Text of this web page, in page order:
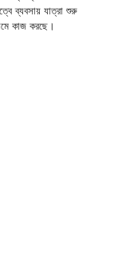
ব্যবসায় যাত্রা শুরু
কাজ করছে।